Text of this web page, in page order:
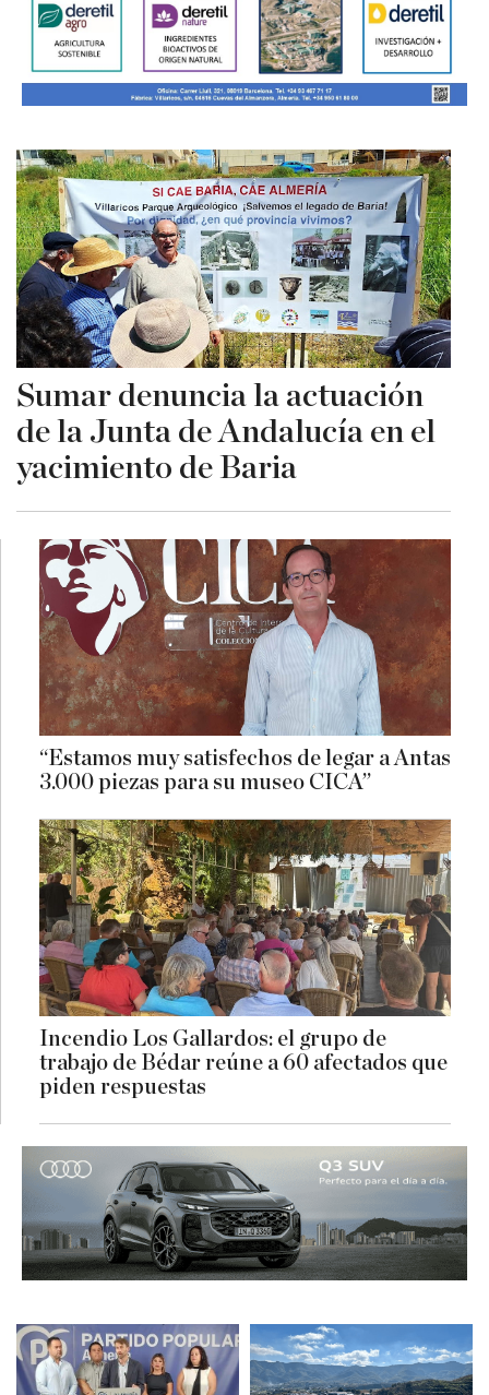
Sumar denuncia la actuación
de la Junta de Andalucía en el
yacimiento de Baria
“Estamos muy satisfechos de legar a Antas
3.000 piezas para su museo CICA”
Incendio Los Gallardos: el grupo de
trabajo de Bédar reúne a 60 afectados que
piden respuestas